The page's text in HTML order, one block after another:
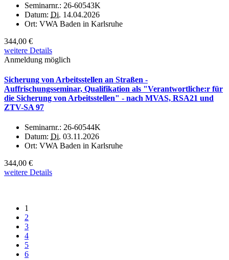
Seminarnr.: 26-60543K
Datum: Di. 14.04.2026
Ort: VWA Baden in Karlsruhe
344,00 €
weitere Details
Anmeldung möglich
Sicherung von Arbeitsstellen an Straßen -
Auffrischungsseminar, Qualifikation als "Verantwortliche:r für
die Sicherung von Arbeitsstellen" - nach MVAS, RSA21 und
ZTV-SA 97
Seminarnr.: 26-60544K
Datum: Di. 03.11.2026
Ort: VWA Baden in Karlsruhe
344,00 €
weitere Details
1
2
3
4
5
6